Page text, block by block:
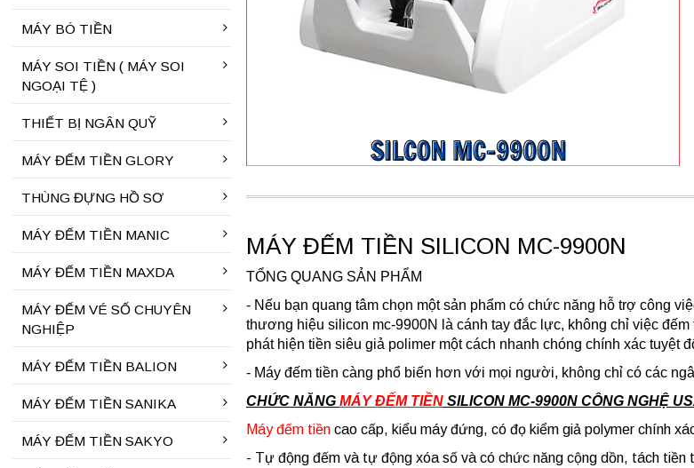
MÁY ĐẾM TIỀN SILICON MC-9900N
TỔNG QUANG SẢN PHẨM
- Nếu bạn quang tâm chọn một sản phẩm có chức năng hỗ trợ công
thương hiệu silicon mc-9900N là cánh tay đắc lực, không chỉ việc
phát hiện tiền siêu giả polimer một cách nhanh chóng chính xác tuyệt
- Máy đếm tiền càng phổ biến hơn với mọi người, không chỉ có các
CHỨC NĂNG MÁY ĐẾM TIỀNSILICON MC-9900N CÔNG NGHỆ
Máy đếm tiềncao cấp, kiểu máy đứng, có đọ kiểm giả polymer chính
- Tự động đếm và tự động xóa số và có chức năng cộng dồn, tách tiền
MÁY BÓ TIỀN
MÁY SOI TIỀN ( MÁY SOI
NGOẠI TỆ )
THIẾT BỊ NGÂN QUỸ
MÁY ĐẾM TIỀN GLORY
THÙNG ĐỰNG HỒ SƠ
MÁY ĐẾM TIỀN MANIC
MÁY ĐẾM TIỀN MAXDA
MÁY ĐẾM VÉ SỐ CHUYÊN
NGHIỆP
MÁY ĐẾM TIỀN BALION
MÁY ĐẾM TIỀN SANIKA
MÁY ĐẾM TIỀN SAKYO